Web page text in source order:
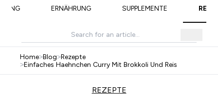
ERNÄHRUNG SUPPLEMENTE
Home>Blog>Rezepte
>Einfaches Haehnchen Curry Mit Brokkoli Und Reis
REZEPTE